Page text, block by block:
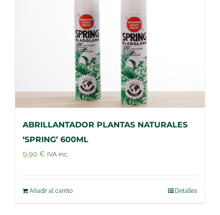
ABRILLANTADOR PLANTAS NATURALES
‘SPRING’ 600ML
9,90 € IVA inc.
Añadir al carrito Detalles